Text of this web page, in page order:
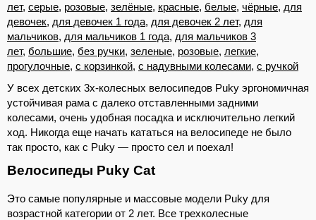
лет, серые, розовые, зелёные, красные, белые, чёрные, для
девочек, для девочек 1 года, для девочек 2 лет, для
мальчиков, для мальчиков 1 года, для мальчиков 3
лет, большие, без ручки, зеленые, розовые, легкие,
прогулочные, с корзинкой, с надувными колесами, с ручкой
У всех детских 3х-колесных велосипедов Puky эргономичная
устойчивая рама с далеко отставленными задними
колесами, очень удобная посадка и исключительно легкий
ход. Никогда еще начать кататься на велосипеде не было
так просто, как с Puky — просто сел и поехал!
Велосипеды Puky Cat
Это самые популярные и массовые модели Puky для
возрастной категории от 2 лет. Все трехколесные